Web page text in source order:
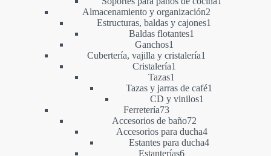
Almacenamiento y organización2
Estructuras, baldas y cajones1
Baldas flotantes1
Ganchos1
producto
Cubertería, vajilla y cristalería1
Cristalería1
Tazas1
producto
Tazas y jarras de café1
CD y vinilos1
Ferretería7373
productos
Accesorios de baño7272
productos
Accesorios para ducha44
productos
Estantes para ducha44
Estanterías66